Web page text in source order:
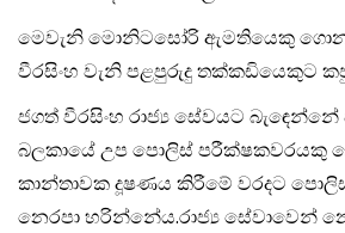
මෙවැනි මොනිටසෝරි ඇමතියෙකු
වීරසිංහ වැනි පළපුරුදු තක්කඩියෙකුට
ජගත් වීරසිංහ රාජ්‍ය සේවයට
බලකායේ උප පොලිස් පරීක්ෂකවරයකු
කාන්තාවක දූෂණය කිරීමේ වරදට
නෙරපා හරින්නේය.රාජ්‍ය සේවාවෙන්